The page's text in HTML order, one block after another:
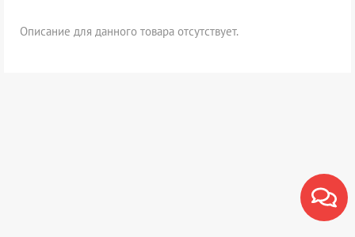
Описание для данного товара отсутствует.